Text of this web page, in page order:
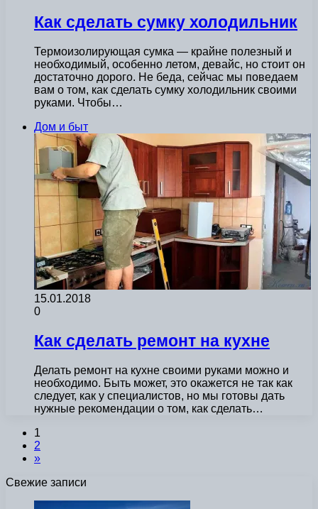
Как сделать сумку холодильник
Термоизолирующая сумка — крайне полезный и
необходимый, особенно летом, девайс, но стоит он
достаточно дорого. Не беда, сейчас мы поведаем
вам о том, как сделать сумку холодильник своими
руками. Чтобы…
Дом и быт
15.01.2018
0
Как сделать ремонт на кухне
Делать ремонт на кухне своими руками можно и
необходимо. Быть может, это окажется не так как
следует, как у специалистов, но мы готовы дать
нужные рекомендации о том, как сделать…
1
2
»
Свежие записи